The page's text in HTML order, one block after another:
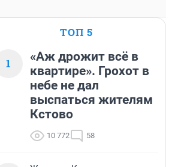
ТОП 5
1
«Аж дрожит всё в
квартире». Грохот в
небе не дал
выспаться жителям
Кстово
10 772 58